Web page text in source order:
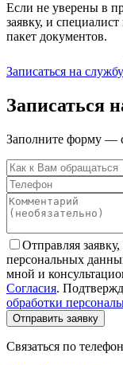
Если не уверены в
заявку, и
пакет документов.
Записаться на службу
Записаться
Заполните форму —
Отправляя
персональных
мной и
Согласия.
обработки
Отправить заявку
Связаться по